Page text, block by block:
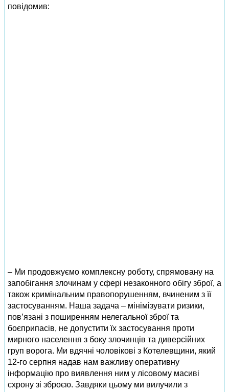
повідомив:
– Ми продовжуємо комплексну роботу, спрямовану на
запобігання злочинам у сфері незаконного обігу зброї, а
також кримінальним правопорушенням, вчиненим з її
застосуванням. Наша задача – мінімізувати ризики,
пов’язані з поширенням нелегальної зброї та
боєприпасів, не допустити їх застосування проти
мирного населення з боку злочинців та диверсійних
груп ворога. Ми вдячні чоловікові з Котелевщини, який
12-го серпня надав нам важливу оперативну
інформацію про виявлення ним у лісовому масиві
схрону зі зброєю. Завдяки цьому ми вилучили з